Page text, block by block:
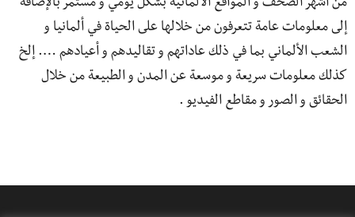
إلى معلومات عامة تتعرفون من خلالها على الحياة في ألمانيا و
الشعب الألماني بما في ذلك عاداتهم و تقاليدهم و أعيادهم …. إلخ
كذلك معلومات سريعة و موسعة عن المدن و الطبيعة من خلال
الحقائق و الصور و مقاطع الفيديو .